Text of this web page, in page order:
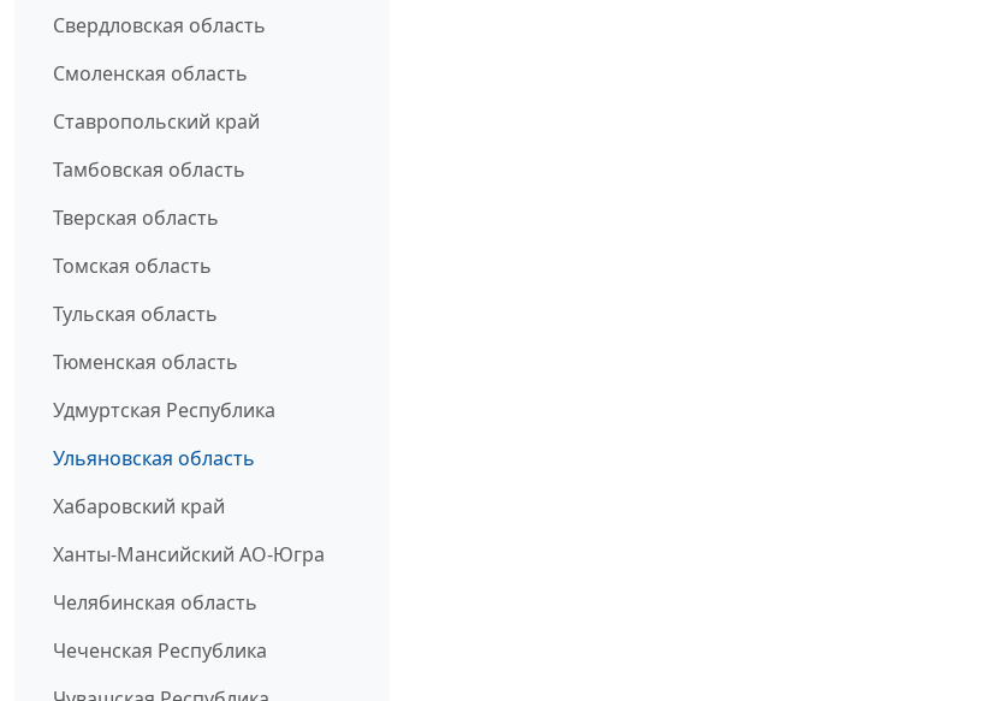
Свердловская область
Смоленская область
Ставропольский край
Тамбовская область
Тверская область
Томская область
Тульская область
Тюменская область
Удмуртская Республика
Ульяновская область
Хабаровский край
Ханты-Мансийский АО-Югра
Челябинская область
Чеченская Республика